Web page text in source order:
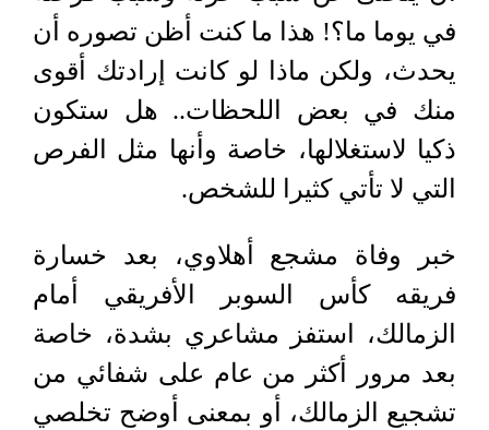
في يوما ما؟! هذا ما كنت أظن تصوره أن
يحدث، ولكن ماذا لو كانت إرادتك أقوى
منك في بعض اللحظات.. هل ستكون
ذكيا لاستغلالها، خاصة وأنها مثل الفرص
التي لا تأتي كثيرا للشخص.
خبر وفاة مشجع أهلاوي، بعد خسارة
فريقه كأس السوبر الأفريقي أمام
الزمالك، استفز مشاعري بشدة، خاصة
بعد مرور أكثر من عام على شفائي من
تشجيع الزمالك، أو بمعنى أوضح تخلصي